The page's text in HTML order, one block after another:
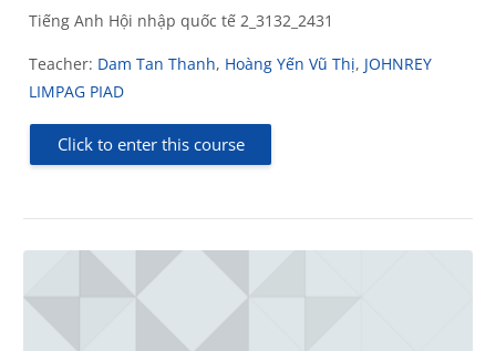
Tiếng Anh Hội nhập quốc tế 2_3132_2431
Teacher: Dam Tan Thanh, Hoàng Yến Vũ Thị, JOHNREY
LIMPAG PIAD
Click to enter this course